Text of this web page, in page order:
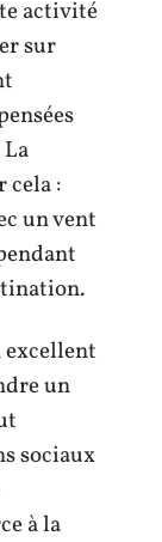
activité
sur
cela :
un vent
excellent
un
sociaux
à la